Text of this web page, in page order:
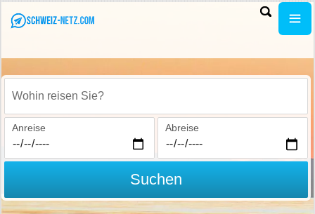
Wohin reisen Sie?
Anreise Abreise
Suchen